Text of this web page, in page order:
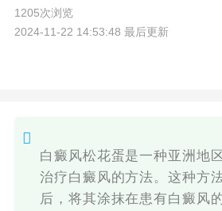
1205次浏览
2024-11-22 14:53:48 最后更新
白癜风松花蛋是一种亚洲地
治疗白癜风的方法。这种方
后，将其涂抹在患有白癜风